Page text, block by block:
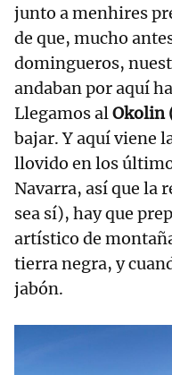
junto a menhires
de que, mucho
domingueros,
andaban por aquí
Llegamos alOkolin
bajar. Y aquí viene
llovido en los
Navarra, así que la
sea sí), hay que
artístico de
tierra negra, y
jabón.